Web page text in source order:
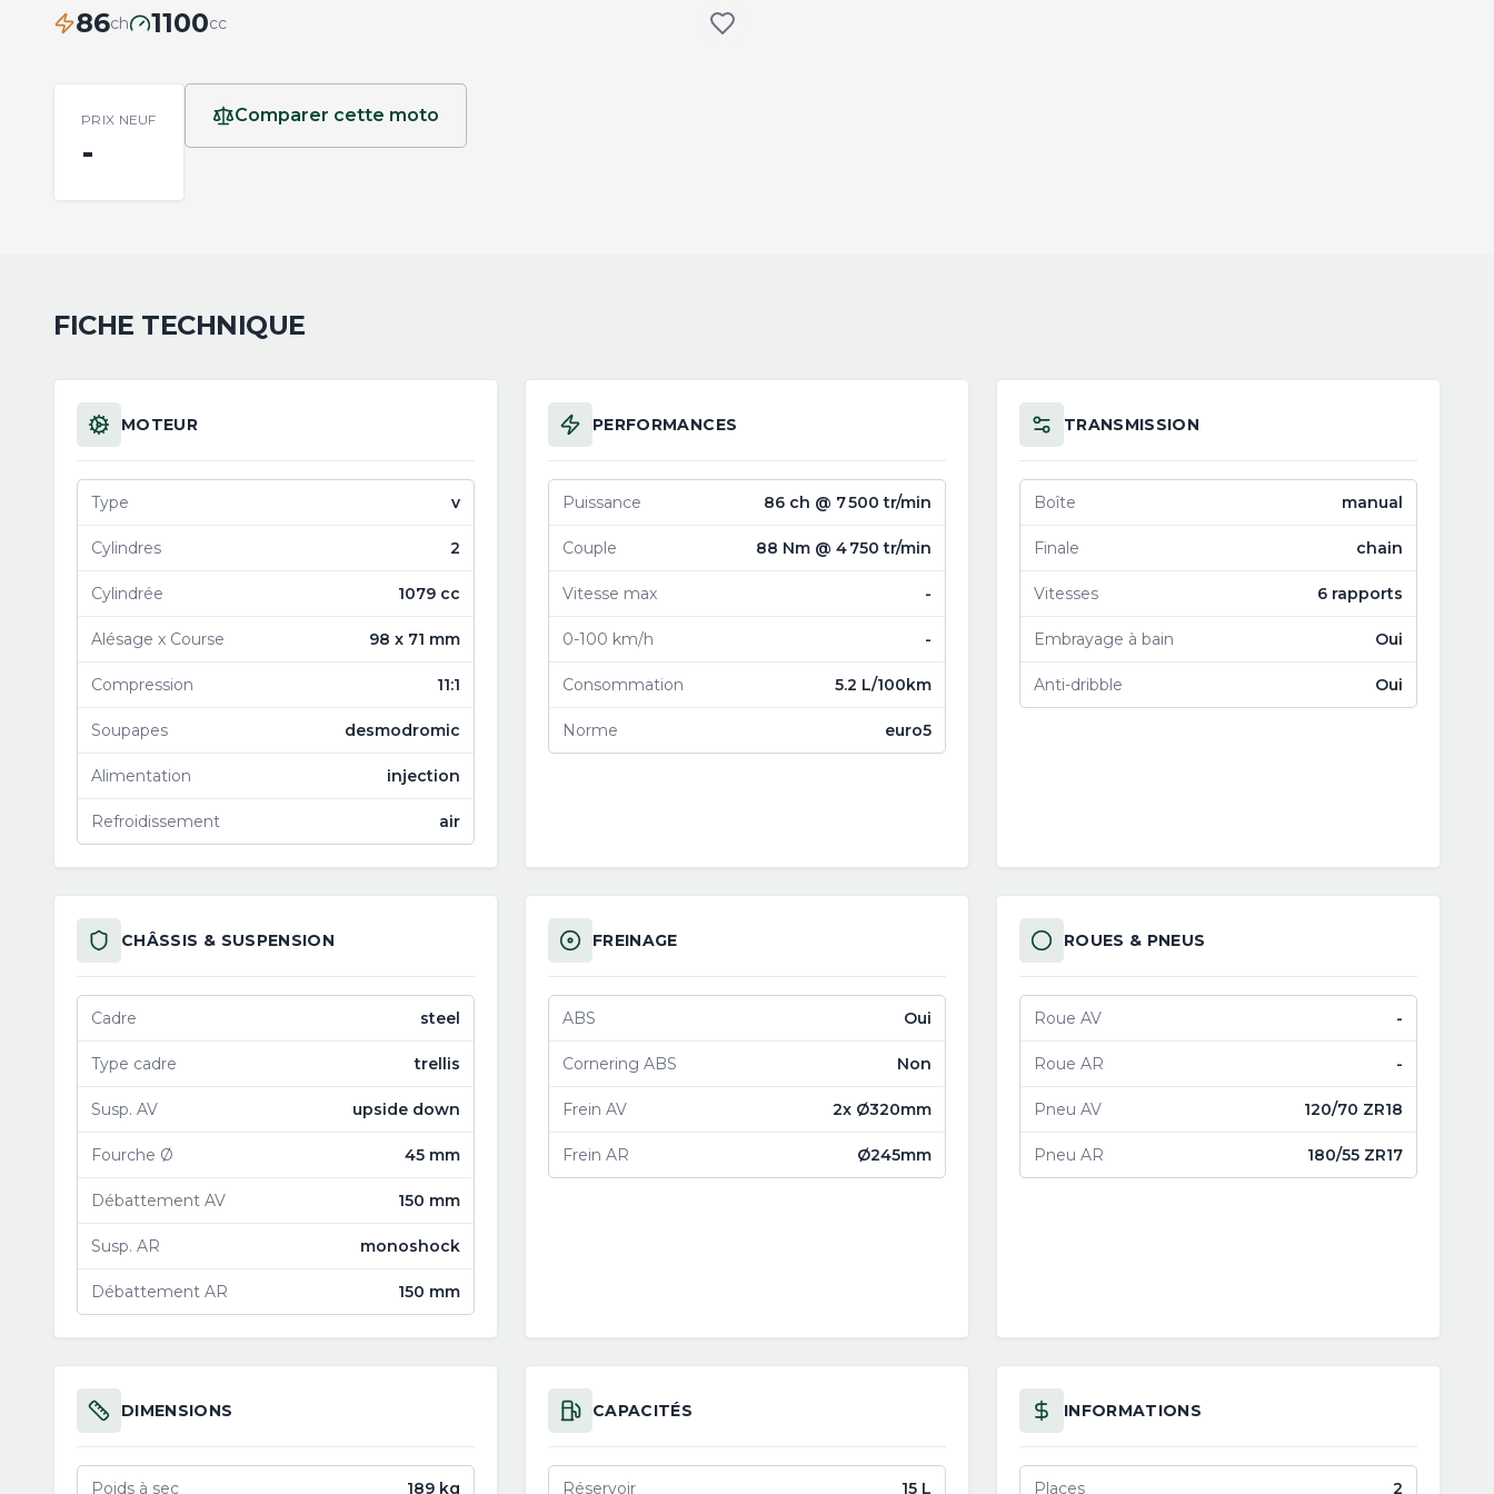
86ch 1100cc
PRIX NEUF
-
Comparer cette moto
FICHE TECHNIQUE
MOTEUR
Type v
Cylindres 2
Cylindrée 1079 cc
Alésage x Course 98 x 71 mm
Compression 11:1
Soupapes desmodromic
Alimentation injection
Refroidissement air
PERFORMANCES
Puissance 86 ch @ 7 500 tr/min
Couple 88 Nm @ 4 750 tr/min
Vitesse max -
0-100 km/h -
Consommation 5.2 L/100km
Norme euro5
TRANSMISSION
Boîte manual
Finale chain
Vitesses 6 rapports
Embrayage à bain Oui
Anti-dribble Oui
CHÂSSIS & SUSPENSION
Cadre steel
Type cadre trellis
Susp. AV upside down
Fourche Ø 45 mm
Débattement AV 150 mm
Susp. AR monoshock
Débattement AR 150 mm
FREINAGE
ABS Oui
Cornering ABS Non
Frein AV 2x Ø320mm
Frein AR Ø245mm
ROUES & PNEUS
Roue AV -
Roue AR -
Pneu AV 120/70 ZR18
Pneu AR 180/55 ZR17
DIMENSIONS
Poids à sec 189 kg
CAPACITÉS
Réservoir 15 L
INFORMATIONS
Places 2